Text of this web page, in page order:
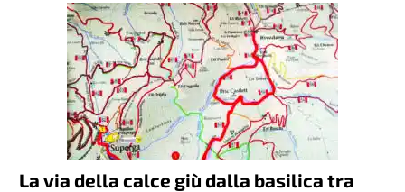
La via della calce giù dalla basilica tra